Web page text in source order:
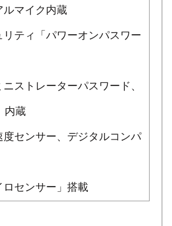
ルマイク内蔵
リティ「パワーオンパスワー
ストレーターパスワード、
内蔵
度センサー、デジタルコンパ
ロセンサー」搭載